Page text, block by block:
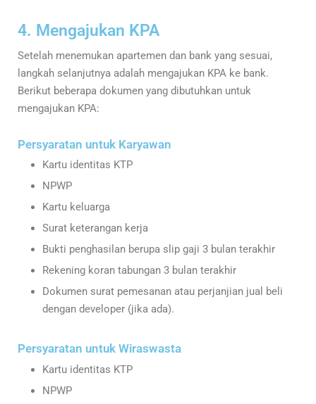
4. Mengajukan KPA
Setelah menemukan apartemen dan bank yang sesuai,
langkah selanjutnya adalah mengajukan KPA ke bank.
Berikut beberapa dokumen yang dibutuhkan untuk
mengajukan KPA:
Persyaratan untuk Karyawan
Kartu identitas KTP
NPWP
Kartu keluarga
Surat keterangan kerja
Bukti penghasilan berupa slip gaji 3 bulan terakhir
Rekening koran tabungan 3 bulan terakhir
Dokumen surat pemesanan atau perjanjian jual beli
dengan developer (jika ada).
Persyaratan untuk Wiraswasta
Kartu identitas KTP
NPWP